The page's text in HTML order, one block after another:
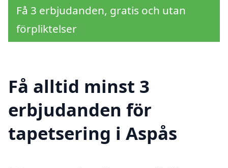
Få 3 erbjudanden, gratis och utan
förpliktelser
Få alltid minst 3
erbjudanden för
tapetsering i Aspås